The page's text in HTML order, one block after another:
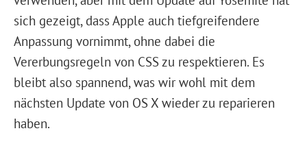
sich gezeigt, dass Apple auch tiefgreifendere
Anpassung vornimmt, ohne dabei die
Vererbungsregeln von CSS zu respektieren. Es
bleibt also spannend, was wir wohl mit dem
nächsten Update von OS X wieder zu reparieren
haben.